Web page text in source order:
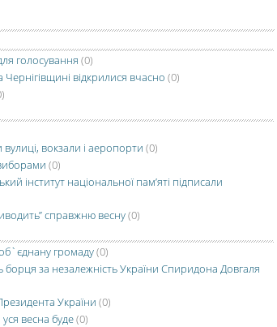
голосування (0)
відкрилися вчасно (0)
вокзали і аеропорти (0)
(0)
інститут національної пам’яті підписали
справжню весну(0)
громаду(0)
борця за незалежність України Спиридона Довгаля
України (0)
весна буде(0)